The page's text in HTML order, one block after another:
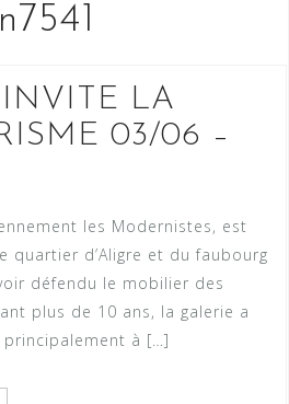
LA
03/06 –
les Modernistes, est
quartier d’Aligre et du faubourg
défendu le mobilier des
plus de 10 ans, la galerie a
à […]